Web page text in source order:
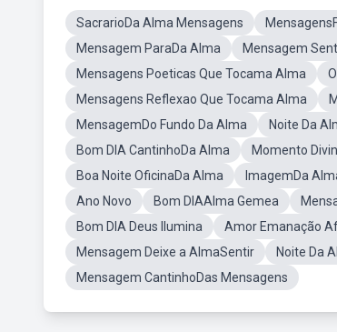
SacrarioDa Alma Mensagens
Mensagem ParaDa Alma
Mensagem
Mensagens Poeticas Que Tocama Alma
Mensagens Reflexao Que Tocama Alma
MensagemDo Fundo Da Alma
Noite Da
Bom DIA CantinhoDa Alma
Momento
Boa Noite OficinaDa Alma
ImagemDa
Ano Novo
Bom DIAAlma Gemea
Bom DIA Deus Ilumina
Amor Emanação
Mensagem Deixe a AlmaSentir
Noite Da
Mensagem CantinhoDas Mensagens